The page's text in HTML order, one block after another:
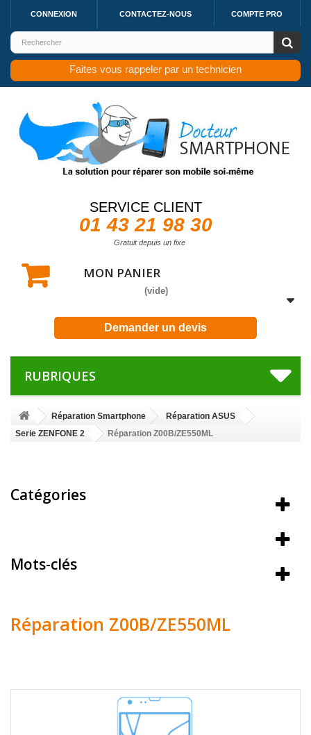
CONNEXION CONTACTEZ-NOUS COMPTE PRO
Faites vous rappeler par un technicien
SERVICE CLIENT
01 43 21 98 30
Gratuit depuis un fixe
MON PANIER
(vide)
Demander un devis
RUBRIQUES
Réparation Smartphone
Réparation ASUS
Serie ZENFONE 2
Réparation Z00B/ZE550ML
Catégories
Mots-clés
Réparation Z00B/ZE550ML